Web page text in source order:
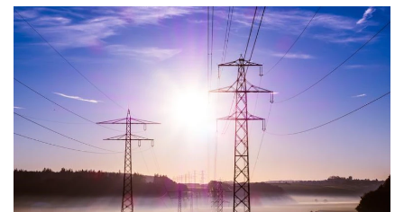
Teisinė aplinka
Teisinė aplinka
Viešųjų pastatų atnaujinimas